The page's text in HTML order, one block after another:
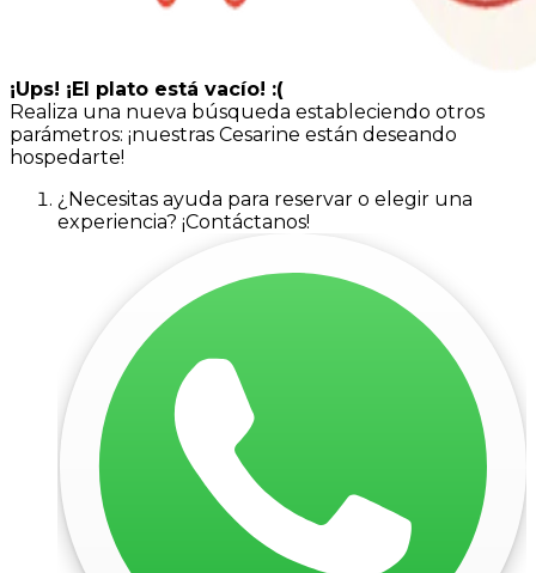
¡Ups! ¡El plato está vacío! :(
Realiza una nueva búsqueda estableciendo otros
parámetros: ¡nuestras Cesarine están deseando
hospedarte!
¿Necesitas ayuda para reservar o elegir una
experiencia? ¡Contáctanos!